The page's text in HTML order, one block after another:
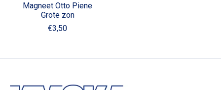
Magneet Otto Piene
Grote zon
€3,50